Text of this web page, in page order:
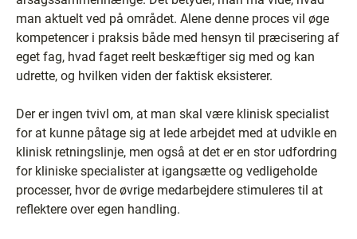
man aktuelt ved på området. Alene denne proces vil øge
kompetencer i praksis både med hensyn til præcisering af
eget fag, hvad faget reelt beskæftiger sig med og kan
udrette, og hvilken viden der faktisk eksisterer.
Der er ingen tvivl om, at man skal være klinisk specialist
for at kunne påtage sig at lede arbejdet med at udvikle en
klinisk retningslinje, men også at det er en stor udfordring
for kliniske specialister at igangsætte og vedligeholde
processer, hvor de øvrige medarbejdere stimuleres til at
reflektere over egen handling.